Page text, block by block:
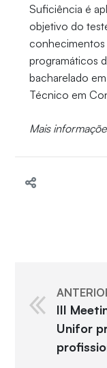
Suficiência é
objetivo do
programáticos
bacharelado
Técnico em
Mais
III
Unifor